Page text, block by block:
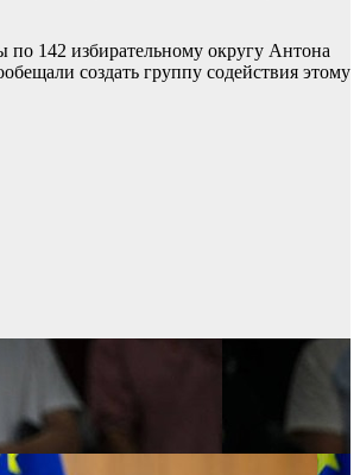
по 142 избирательному округу Антона
создать группу содействия этому